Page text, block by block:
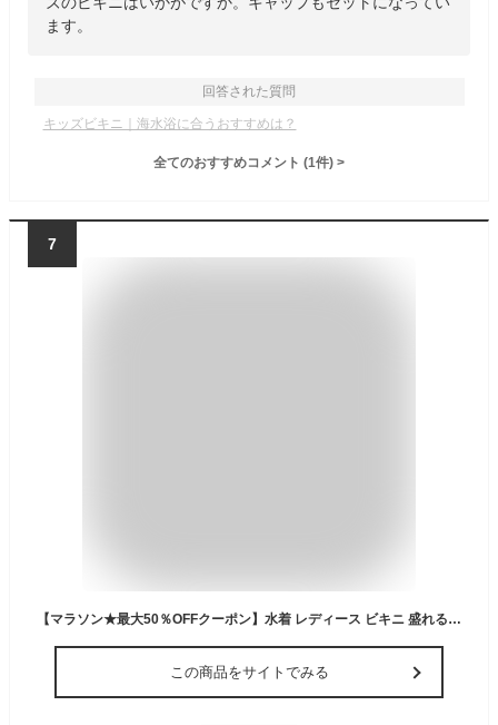
ます。
回答された質問
キッズビキニ｜海水浴に合うおすすめは？
全てのおすすめコメント (1件) >
7
【マラソン★最大50％OFFクーポン】水着 レディース ビキニ 盛れる 美胸 谷間 XS-3L 選べる10色 無地 単色 三角ビキニ ブラジリアン 日本人向け ホルダーネック リボン ダブルストラップ 肌見せ 上 単品 【AIR SPACE】【盛れるビキニ】
この商品をサイトでみる